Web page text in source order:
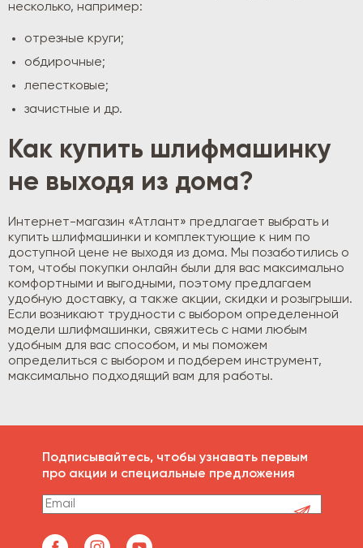
несколько, например:
отрезные круги;
обдирочные;
лепестковые;
зачистные и др.
Как купить шлифмашинку
не выходя из дома?
Интернет-магазин «Атлант» предлагает выбрать и
купить шлифмашинки и комплектующие к ним по
доступной цене не выходя из дома. Мы позаботились о
том, чтобы покупки онлайн были для вас максимально
комфортными и выгодными, поэтому предлагаем
удобную доставку, а также акции, скидки и розыгрыши.
Если возникают трудности с выбором определенной
модели шлифмашинки, свяжитесь с нами любым
удобным для вас способом, и мы поможем
определиться с выбором и подберем инструмент,
максимально подходящий вам для работы.
Подписывайтесь, чтобы узнавать первым
про акции и специальные предложения